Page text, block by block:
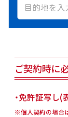
ご契約時に
・免許証写し(
※個人契約の場合